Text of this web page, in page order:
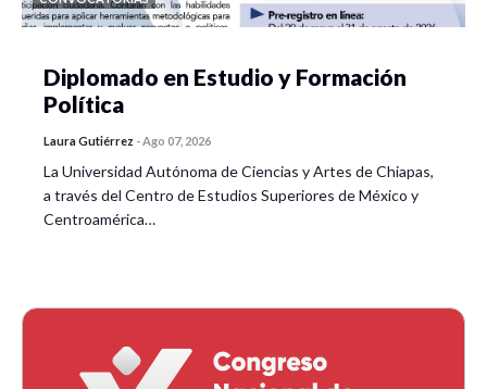
Diplomado en Estudio y Formación
Política
Laura Gutiérrez -Ago 07, 2026
La Universidad Autónoma de Ciencias y Artes de Chiapas,
a través del Centro de Estudios Superiores de México y
Centroamérica…